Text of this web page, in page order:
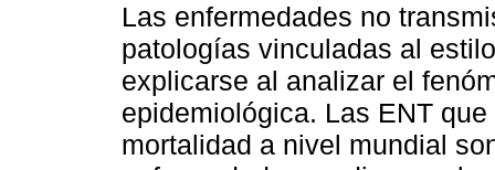
Las enfermedades no
patologías vinculadas al
explicarse al analizar el
epidemiológica. Las ENT
mortalidad a nivel mundial